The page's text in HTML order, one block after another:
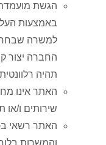
הגשת
באמצעות
למשרה שבחר.
החברה יצור
תהיה
האתר אינו
שירותים ו/
האתר רשאי
והמשרות